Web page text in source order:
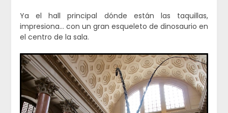
Ya el hall principal dónde están las taquillas,
impresiona… con un gran esqueleto de dinosaurio en
el centro de la sala.